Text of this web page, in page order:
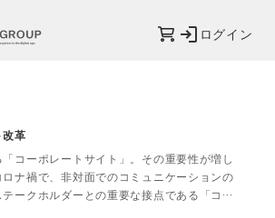
ログイン
改革
コーポレートサイト」。その重要性が増し
ナ禍で、非対面でのコミュニケーションの
ークホルダーとの重要な接点である「コー